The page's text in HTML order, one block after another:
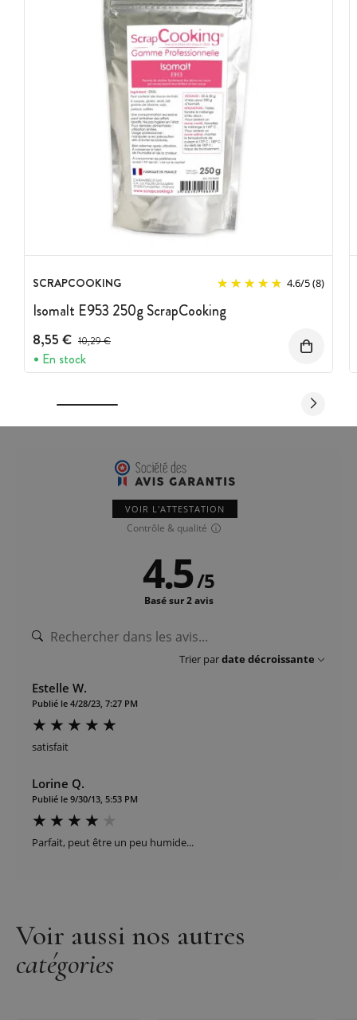
SCRAPCOOKING 4.6/5(8)
Isomalt E953 250g ScrapCooking
8,55 € Prix avant réduction :
10,29 €
En stock
VOIR L'ATTESTATION
Contrôle & qualité
4.5/5
Basé sur 2 avis
Trier pardate décroissante
Estelle W.
Publié le 4/28/23, 7:27 PM
satisfait
Lorine Q.
Publié le 9/30/13, 5:53 PM
Parfait, peut être un peu humide...
Voir aussi nos autres
catégories